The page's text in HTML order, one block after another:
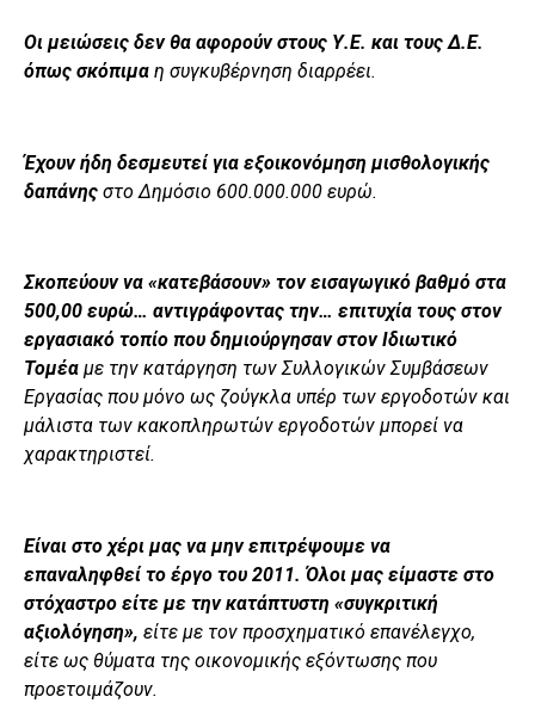
Οι μειώσεις δεν θα αφορούν στους Υ.Ε. και τους Δ.Ε.
όπως σκόπιμα η συγκυβέρνηση διαρρέει.
Έχουν ήδη δεσμευτεί για εξοικονόμηση μισθολογικής
δαπάνης στο Δημόσιο 600.000.000 ευρώ.
Σκοπεύουν να «κατεβάσουν» τον εισαγωγικό βαθμό στα
500,00 ευρώ… αντιγράφοντας την… επιτυχία τους στον
εργασιακό τοπίο που δημιούργησαν στον Ιδιωτικό
Τομέα με την κατάργηση των Συλλογικών Συμβάσεων
Εργασίας που μόνο ως ζούγκλα υπέρ των εργοδοτών και
μάλιστα των κακοπληρωτών εργοδοτών μπορεί να
χαρακτηριστεί.
Είναι στο χέρι μας να μην επιτρέψουμε να
επαναληφθεί το έργο του 2011. Όλοι μας είμαστε στο
στόχαστρο είτε με την κατάπτυστη «συγκριτική
αξιολόγηση», είτε με τον προσχηματικό επανέλεγχο,
είτε ως θύματα της οικονομικής εξόντωσης που
προετοιμάζουν.